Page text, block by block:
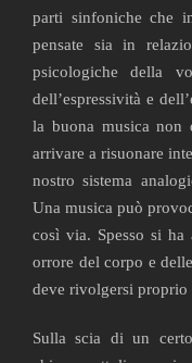
parti sinfoniche che
pensate sia in
psicologiche della
dell’espressività e
la buona musica non
arrivare a risuonare
nostro sistema
Una musica può
così via. Spesso si
orrore del corpo e
deve rivolgersi proprio
Sulla scia di un